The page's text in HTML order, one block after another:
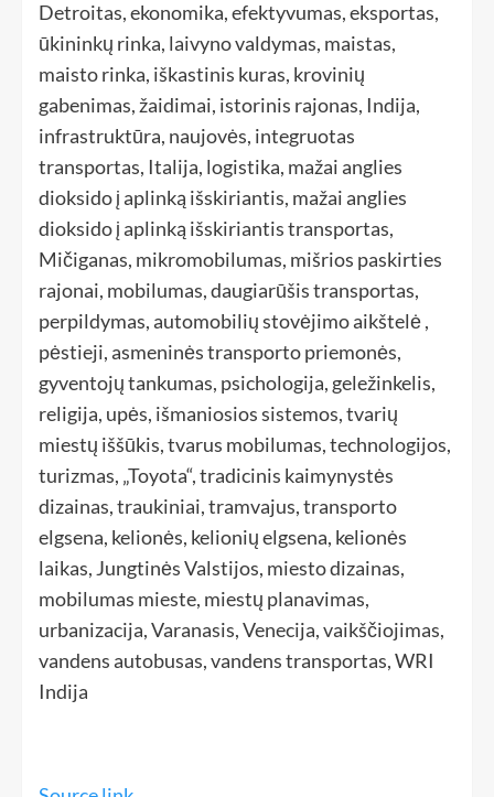
Detroitas, ekonomika, efektyvumas, eksportas,
ūkininkų rinka, laivyno valdymas, maistas,
maisto rinka, iškastinis kuras, krovinių
gabenimas, žaidimai, istorinis rajonas, Indija,
infrastruktūra, naujovės, integruotas
transportas, Italija, logistika, mažai anglies
dioksido į aplinką išskiriantis, mažai anglies
dioksido į aplinką išskiriantis transportas,
Mičiganas, mikromobilumas, mišrios paskirties
rajonai, mobilumas, daugiarūšis transportas,
perpildymas, automobilių stovėjimo aikštelė ,
pėstieji, asmeninės transporto priemonės,
gyventojų tankumas, psichologija, geležinkelis,
religija, upės, išmaniosios sistemos, tvarių
miestų iššūkis, tvarus mobilumas, technologijos,
turizmas, „Toyota“, tradicinis kaimynystės
dizainas, traukiniai, tramvajus, transporto
elgsena, kelionės, kelionių elgsena, kelionės
laikas, Jungtinės Valstijos, miesto dizainas,
mobilumas mieste, miestų planavimas,
urbanizacija, Varanasis, Venecija, vaikščiojimas,
vandens autobusas, vandens transportas, WRI
Indija